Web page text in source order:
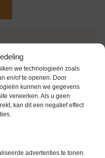
we technologieën zoals
en/of te openen. Door
kunnen we gegevens
verwerken. Als u geen
kan dit een negatief effect
advertenties te tonen.